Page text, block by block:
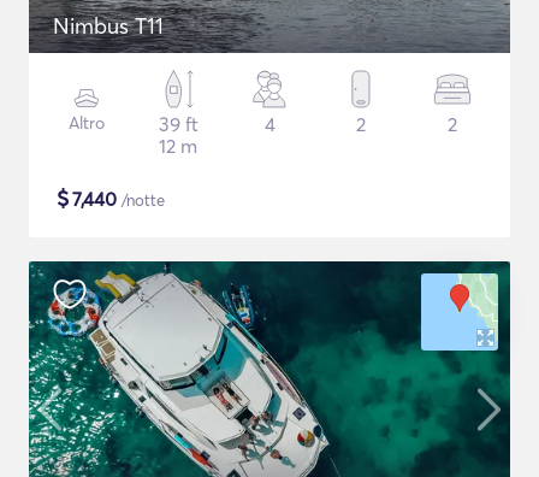
Nimbus T11
Altro
39 ft
12 m
4 2 2
$7,440 /notte